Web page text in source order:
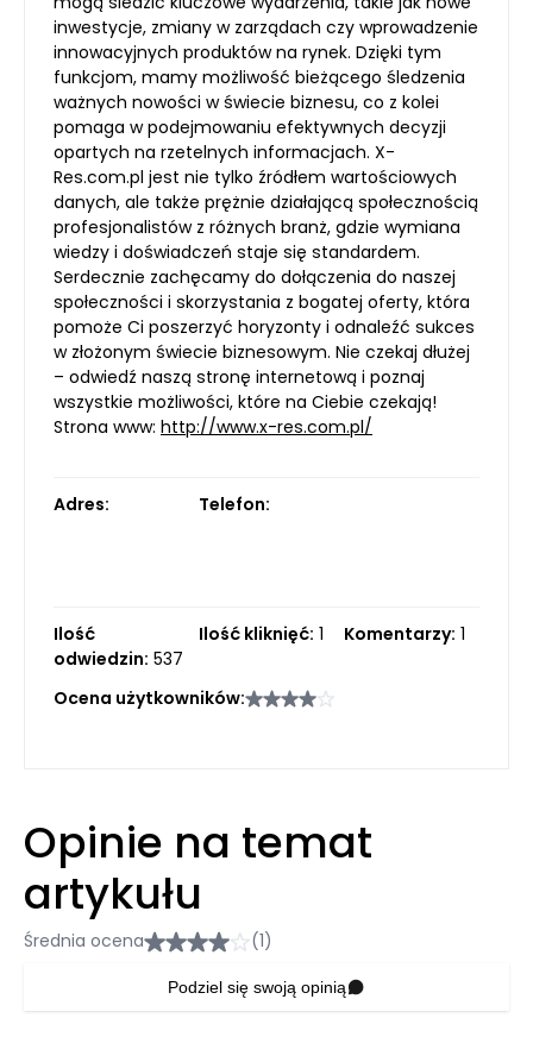
inwestycje, zmiany w zarządach czy wprowadzenie
innowacyjnych produktów na rynek. Dzięki tym
funkcjom, mamy możliwość bieżącego śledzenia
ważnych nowości w świecie biznesu, co z kolei
pomaga w podejmowaniu efektywnych decyzji
opartych na rzetelnych informacjach. X-
Res.com.pl jest nie tylko źródłem wartościowych
danych, ale także prężnie działającą społecznością
profesjonalistów z różnych branż, gdzie wymiana
wiedzy i doświadczeń staje się standardem.
Serdecznie zachęcamy do dołączenia do naszej
społeczności i skorzystania z bogatej oferty, która
pomoże Ci poszerzyć horyzonty i odnaleźć sukces
w złożonym świecie biznesowym. Nie czekaj dłużej
– odwiedź naszą stronę internetową i poznaj
wszystkie możliwości, które na Ciebie czekają!
Strona www: http://www.x-res.com.pl/
Adres: Telefon:
Ilość
odwiedzin: 537
Ilość kliknięć: 1 Komentarzy: 1
Ocena użytkowników:
Opinie na temat
artykułu
Średnia ocena (1)
Podziel się swoją opinią